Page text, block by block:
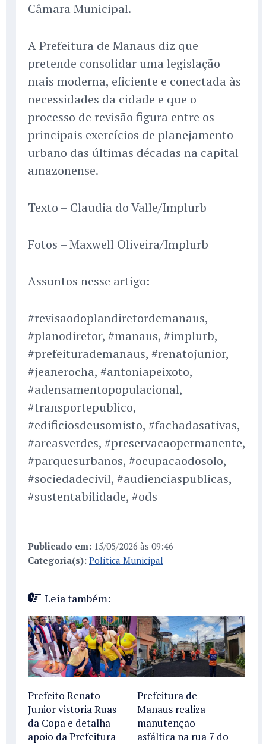
Câmara Municipal.
A Prefeitura de Manaus diz que
pretende consolidar uma legislação
mais moderna, eficiente e conectada às
necessidades da cidade e que o
processo de revisão figura entre os
principais exercícios de planejamento
urbano das últimas décadas na capital
amazonense.
Texto – Claudia do Valle/Implurb
Fotos – Maxwell Oliveira/Implurb
Assuntos nesse artigo:
#revisaodoplandiretordemanaus,
#planodiretor, #manaus, #implurb,
#prefeiturademanaus, #renatojunior,
#jeanerocha, #antoniapeixoto,
#adensamentopopulacional,
#transportepublico,
#edificiosdeusomisto, #fachadasativas,
#areasverdes, #preservacaopermanente,
#parquesurbanos, #ocupacaodosolo,
#sociedadecivil, #audienciaspublicas,
#sustentabilidade, #ods
Publicado em: 15/05/2026 às 09:46
Categoria(s): Política Municipal
Leia também:
Prefeito Renato
Junior vistoria Ruas
da Copa e detalha
apoio da Prefeitura
Prefeitura de
Manaus realiza
manutenção
asfáltica na rua 7 do